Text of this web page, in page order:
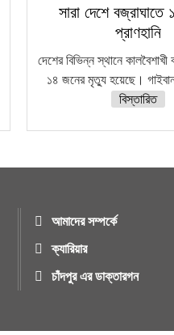
সারা দেশে
প্রাণহানি
দেশের বিভিন্ন স্থানে
১৪ জনের মৃত্যু হয়েছে।
বিস্তারিত
আমাদের সম্পর্কে
ক্যারিয়ার
চাঁদপুর এর ডাক্তারগন